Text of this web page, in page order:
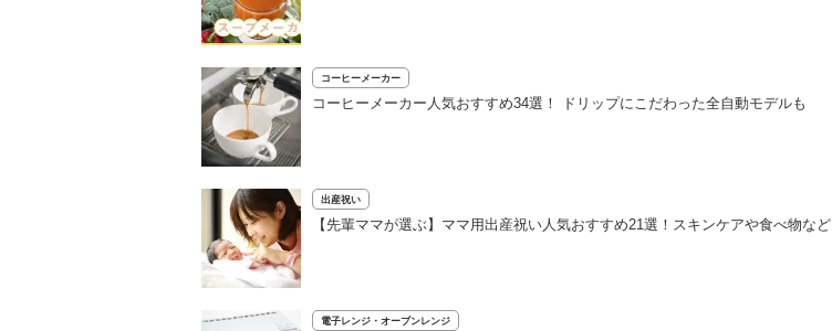
コーヒーメーカー
コーヒーメーカー人気おすすめ34選！ ドリップにこだわった全自動モデルも
出産祝い
【先輩ママが選ぶ】ママ用出産祝い人気おすすめ21選！スキンケアや食べ物など
電子レンジ・オーブンレンジ